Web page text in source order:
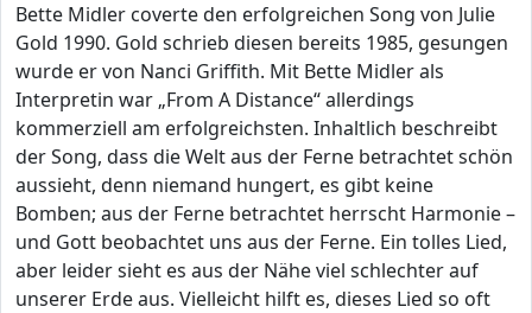
Bette Midler coverte den erfolgreichen Song von Julie
Gold 1990. Gold schrieb diesen bereits 1985, gesungen
wurde er von Nanci Griffith. Mit Bette Midler als
Interpretin war „From A Distance“ allerdings
kommerziell am erfolgreichsten. Inhaltlich beschreibt
der Song, dass die Welt aus der Ferne betrachtet schön
aussieht, denn niemand hungert, es gibt keine
Bomben; aus der Ferne betrachtet herrscht Harmonie –
und Gott beobachtet uns aus der Ferne. Ein tolles Lied,
aber leider sieht es aus der Nähe viel schlechter auf
unserer Erde aus. Vielleicht hilft es, dieses Lied so oft